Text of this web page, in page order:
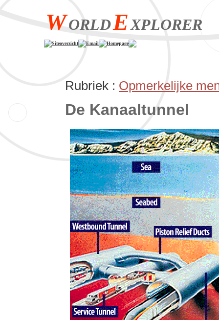
WORLDEXPLORER
Siteoverzicht Email Homepage
Rubriek : Opmerkelijke
De Kanaaltunnel